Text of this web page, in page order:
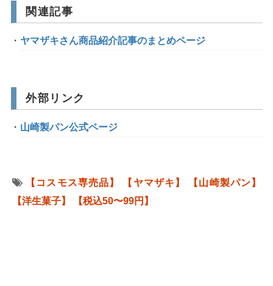
関連記事
ヤマザキさん商品紹介記事のまとめページ
外部リンク
山崎製パン公式ページ
【コスモス専売品】 【ヤマザキ】
【山崎製パン】
【洋生菓子】
【税込50〜99円】